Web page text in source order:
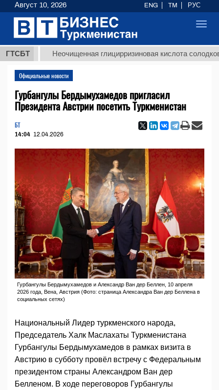
ГТСБТНеочищенная глицирризиновая кислота солодкового
Официальные новости
Гурбангулы Бердымухамедов пригласил
Президента Австрии посетить Туркменистан
БТ
14:04 12.04.2026
Гурбангулы Бердымухамедов и Александр Ван дер Беллен, 10 апреля
2026 года, Вена, Австрия (Фото: страница Александра Ван дер Беллена в
социальных сетях)
Национальный Лидер туркменского народа,
Председатель Халк Маслахаты Туркменистана
Гурбангулы Бердымухамедов в рамках визита в
Австрию в субботу провёл встречу с Федеральным
президентом страны Александром Ван дер
Белленом. В ходе переговоров Гурбангулы
Август 10, 2026 ENG TM РУС